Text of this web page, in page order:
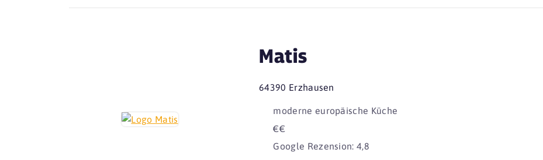
Matis
64390 Erzhausen
moderne europäische Küche
€€
Google Rezension: 4,8